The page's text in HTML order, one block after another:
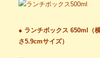
● ランチボックス 650ml（
さ5.9cmサイズ）